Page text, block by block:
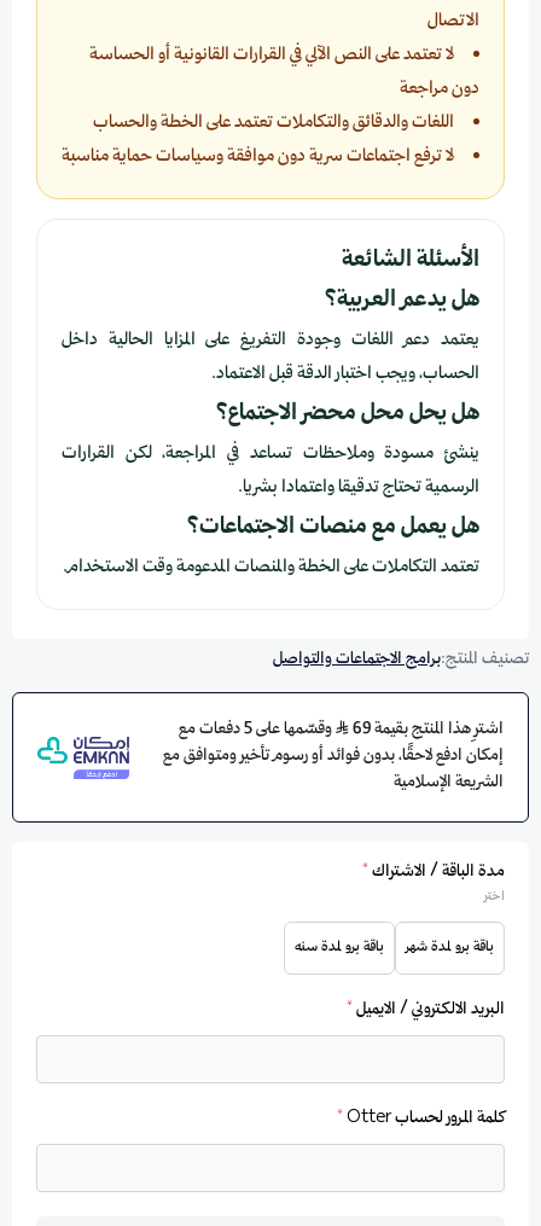
الاتصال
لا تعتمد على النص الآلي في القرارات القانونية أو الحساسة
دون مراجعة
اللغات والدقائق والتكاملات تعتمد على الخطة والحساب
لا ترفع اجتماعات سرية دون موافقة وسياسات حماية مناسبة
الأسئلة الشائعة
هل يدعم العربية؟
يعتمد دعم اللغات وجودة التفريغ على المزايا الحالية داخل
الحساب، ويجب اختبار الدقة قبل الاعتماد.
هل يحل محل محضر الاجتماع؟
ينشئ مسودة وملاحظات تساعد في المراجعة، لكن القرارات
الرسمية تحتاج تدقيقا واعتمادا بشريا.
هل يعمل مع منصات الاجتماعات؟
تعتمد التكاملات على الخطة والمنصات المدعومة وقت الاستخدام.
تصنيف المنتج:برامج الاجتماعات والتواصل
اشترِ هذا المنتج بقيمة 69
وقسّمها على 5 دفعات مع
إمكان ادفع لاحقًا، بدون فوائد أو رسوم تأخير ومتوافق مع
الشريعة الإسلامية
مدة الباقة / الاشتراك*
اختر
باقة برو لمدة شهر باقة برو لمدة سنه
البريد الالكتروني / الايميل*
كلمة المرور لحساب Otter *